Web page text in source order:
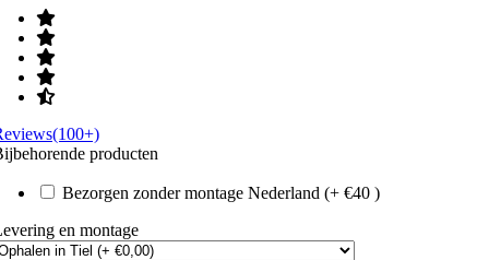
producten
Bezorgen zonder montage Nederland (+ €40 )
en montage